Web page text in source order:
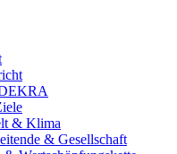
& Klima
& Gesellschaft